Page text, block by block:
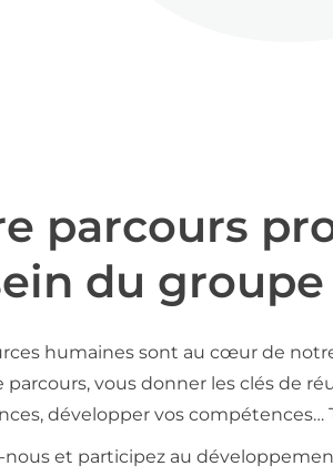
parcours
du groupe
humaines sont au cœur de
parcours, vous donner les clés de
développer vos compétences…
nous et participez au